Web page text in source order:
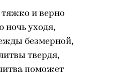
и верно
ночь уходя,
безмерной,
твердя,
поможет